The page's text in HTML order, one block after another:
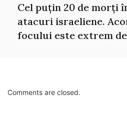
Cel puțin 20 de morți
atacuri israeliene.
focului este extrem
Comments are closed.